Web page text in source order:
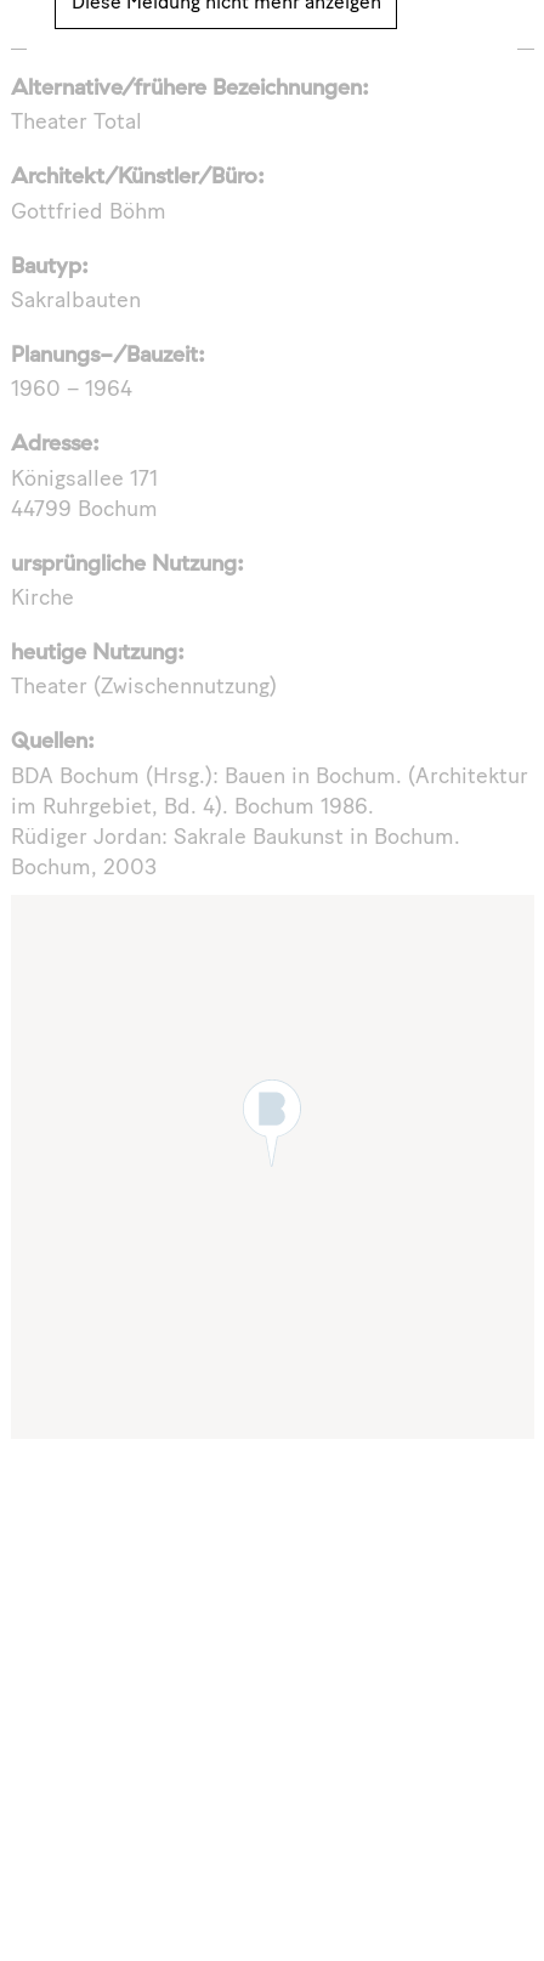
Alternative/frühere Bezeichnungen:
Theater Total
Architekt/Künstler/Büro:
Gottfried Böhm
Bautyp:
Sakralbauten
Planungs-/Bauzeit:
1960 – 1964
Adresse:
Königsallee 171
44799 Bochum
ursprüngliche Nutzung:
Kirche
heutige Nutzung:
Theater (Zwischennutzung)
Quellen:
BDA Bochum (Hrsg.): Bauen in Bochum. (Architektur
im Ruhrgebiet, Bd. 4). Bochum 1986.
Rüdiger Jordan: Sakrale Baukunst in Bochum.
Bochum, 2003